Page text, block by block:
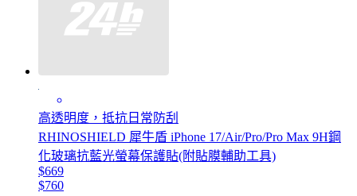
高透明度，抵抗日常防刮
RHINOSHIELD 犀牛盾 iPhone 17/Air/Pro/Pro Max 9H鋼
化玻璃抗藍光螢幕保護貼(附貼膜輔助工具)
$669
$760